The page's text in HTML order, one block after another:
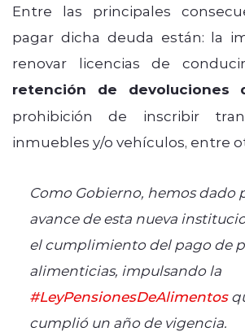
Entre las principales
pagar dicha deuda están: la
renovar licencias de
retención de devoluciones
prohibición de inscribir
inmuebles y/o vehículos, entre
Como Gobierno, hemos dado
avance de esta nueva
el cumplimiento del pago de
alimenticias, impulsando la
#LeyPensionesDeAlimentos
cumplió un año de vigencia.